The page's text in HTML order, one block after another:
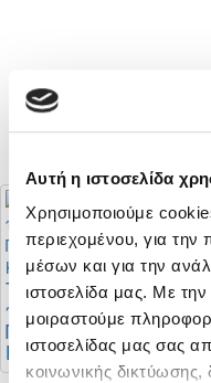
Αυτή η ιστοσελίδα
Χρησιμοποιούμε
περιεχομένου, για την
μέσων και για την
ιστοσελίδα μας. Με
μοιραστούμε
ιστοσελίδας μας σας
κοινωνικής δικτύωσης,
Το πρόγραμμα της
πρώτης φάσης του
Πρωταθλήματος Β’
Κατηγορίας